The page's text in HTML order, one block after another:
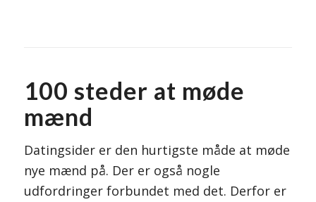
100 steder at møde
mænd
Datingsider er den hurtigste måde at møde
nye mænd på. Der er også nogle
udfordringer forbundet med det. Derfor er